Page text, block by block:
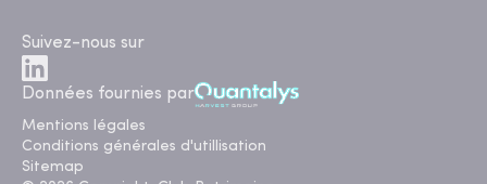
Suivez-nous sur
Données fournies par
Mentions légales
Conditions générales d'utillisation
Sitemap